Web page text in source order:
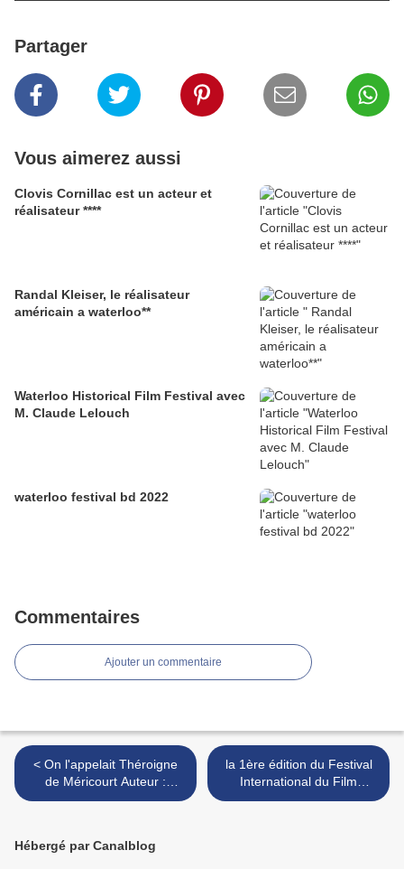
Partager
Vous aimerez aussi
Clovis Cornillac est un acteur et
réalisateur ****
Randal Kleiser, le réalisateur
américain a waterloo**
Waterloo Historical Film Festival avec
M. Claude Lelouch
waterloo festival bd 2022
Commentaires
Ajouter un commentaire
< On l'appelait Théroigne
de Méricourt Auteur :
Jacques Herbet et Palix
la 1ère édition du Festival
International du Film
Historique ( waterloo )
Hébergé par Canalblog